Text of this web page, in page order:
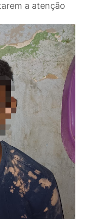
a atenção